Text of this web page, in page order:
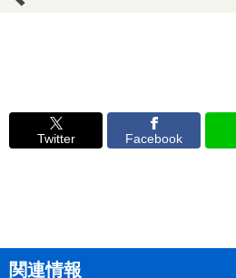
Twitter Facebook
関連情報